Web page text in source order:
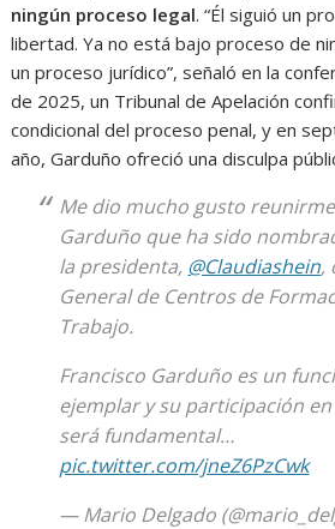
ningún proceso legal. “Él siguió un
libertad. Ya no está bajo proceso de
un proceso jurídico”, señaló en la
de 2025, un Tribunal de Apelación
condicional del proceso penal, y en
año, Garduño ofreció una disculpa
Me dio mucho gusto
Garduño que ha sido
la presidenta, @Claudiashein,
General de Centros de
Trabajo.
Francisco Garduño es un
ejemplar y su participación
será fundamental…
pic.twitter.com/jneZ6PzCwk
— Mario Delgado